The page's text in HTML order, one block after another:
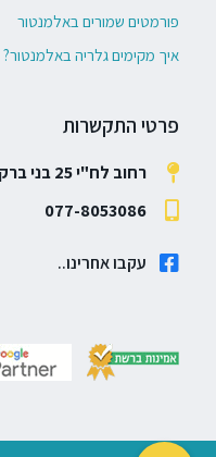
פורמטים שמורים באלמנטור
איך מקימים גלריה באלמנטור?
פרטי התקשרות
רחוב לח"י 25 בני ברק
077-8053086
עקבו אחרינו..